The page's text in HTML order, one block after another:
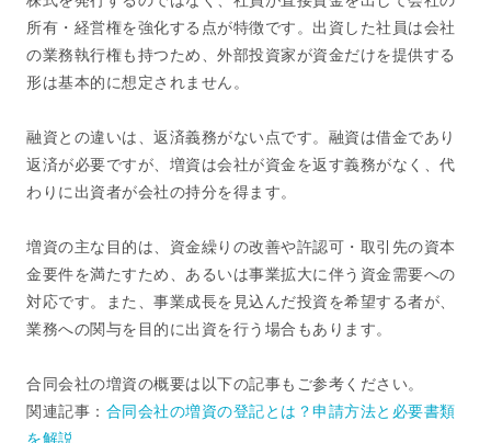
所有・経営権を強化する点が特徴です。出資した社員は会社
の業務執行権も持つため、外部投資家が資金だけを提供する
形は基本的に想定されません。
融資との違いは、返済義務がない点です。融資は借金であり
返済が必要ですが、増資は会社が資金を返す義務がなく、代
わりに出資者が会社の持分を得ます。
増資の主な目的は、資金繰りの改善や許認可・取引先の資本
金要件を満たすため、あるいは事業拡大に伴う資金需要への
対応です。また、事業成長を見込んだ投資を希望する者が、
業務への関与を目的に出資を行う場合もあります。
合同会社の増資の概要は以下の記事もご参考ください。
関連記事： 合同会社の増資の登記とは？申請方法と必要書類
を解説